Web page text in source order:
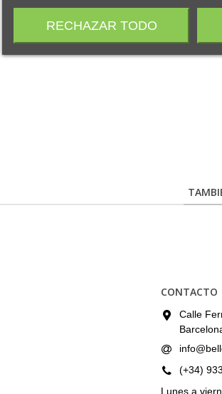
CONTACTO
Calle
(+34)
Lunes a
RECHAZAR TODO